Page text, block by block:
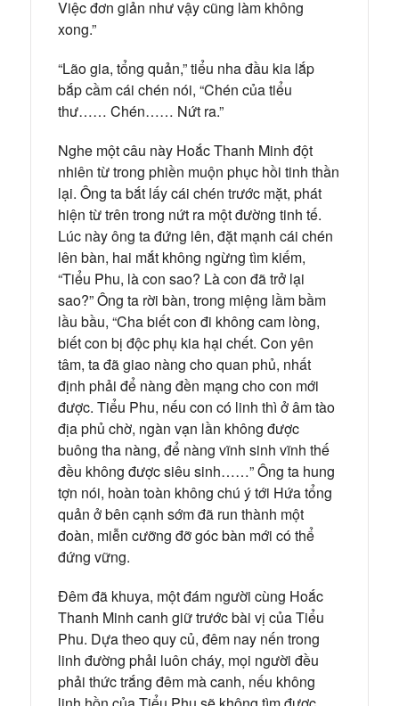
Việc đơn giản như vậy cũng làm không
xong.”
“Lão gia, tổng quản,” tiểu nha đầu kia lắp
bắp cầm cái chén nói, “Chén của tiểu
thư…… Chén…… Nứt ra.”
Nghe một câu này Hoắc Thanh Minh đột
nhiên từ trong phiền muộn phục hồi tinh thần
lại. Ông ta bắt lấy cái chén trước mặt, phát
hiện từ trên trong nứt ra một đường tinh tế.
Lúc này ông ta đứng lên, đặt mạnh cái chén
lên bàn, hai mắt không ngừng tìm kiếm,
“Tiểu Phu, là con sao? Là con đã trở lại
sao?” Ông ta rời bàn, trong miệng lầm bầm
lầu bầu, “Cha biết con đi không cam lòng,
biết con bị độc phụ kia hại chết. Con yên
tâm, ta đã giao nàng cho quan phủ, nhất
định phải để nàng đền mạng cho con mới
được. Tiểu Phu, nếu con có linh thì ở âm tào
địa phủ chờ, ngàn vạn lần không được
buông tha nàng, để nàng vĩnh sinh vĩnh thế
đều không được siêu sinh……” Ông ta hung
tợn nói, hoàn toàn không chú ý tới Hứa tổng
quản ở bên cạnh sớm đã run thành một
đoàn, miễn cưỡng đỡ góc bàn mới có thể
đứng vững.
Đêm đã khuya, một đám người cùng Hoắc
Thanh Minh canh giữ trước bài vị của Tiểu
Phu. Dựa theo quy củ, đêm nay nến trong
linh đường phải luôn cháy, mọi người đều
phải thức trắng đêm mà canh, nếu không